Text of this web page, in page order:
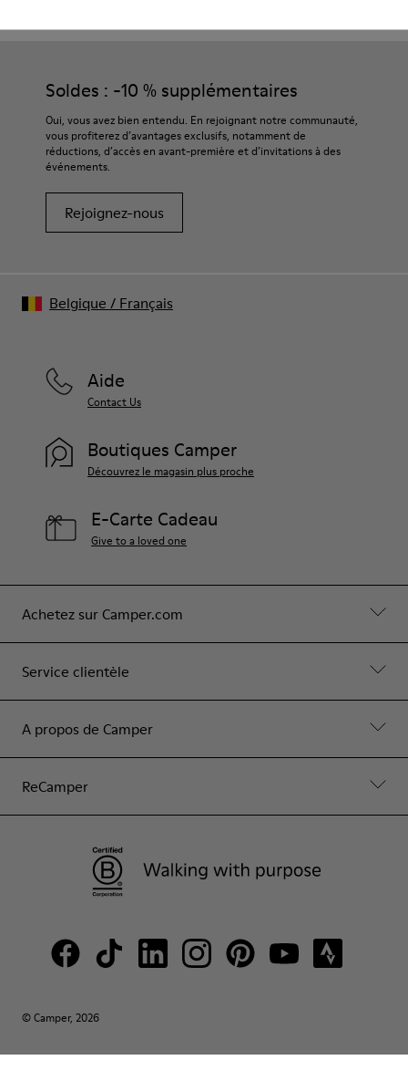
Soldes : -10 % supplémentaires
Oui, vous avez bien entendu. En rejoignant notre communauté,
vous profiterez d’avantages exclusifs, notamment de
réductions, d’accès en avant-première et d’invitations à des
événements.
Rejoignez-nous
Achetez sur Camper.com
Service clientèle
A propos de Camper
ReCamper
Aide
Contact Us
Boutiques Camper
Découvrez le magasin plus proche
E-Carte Cadeau
Give to a loved one
© Camper, 2026
Belgique / Français